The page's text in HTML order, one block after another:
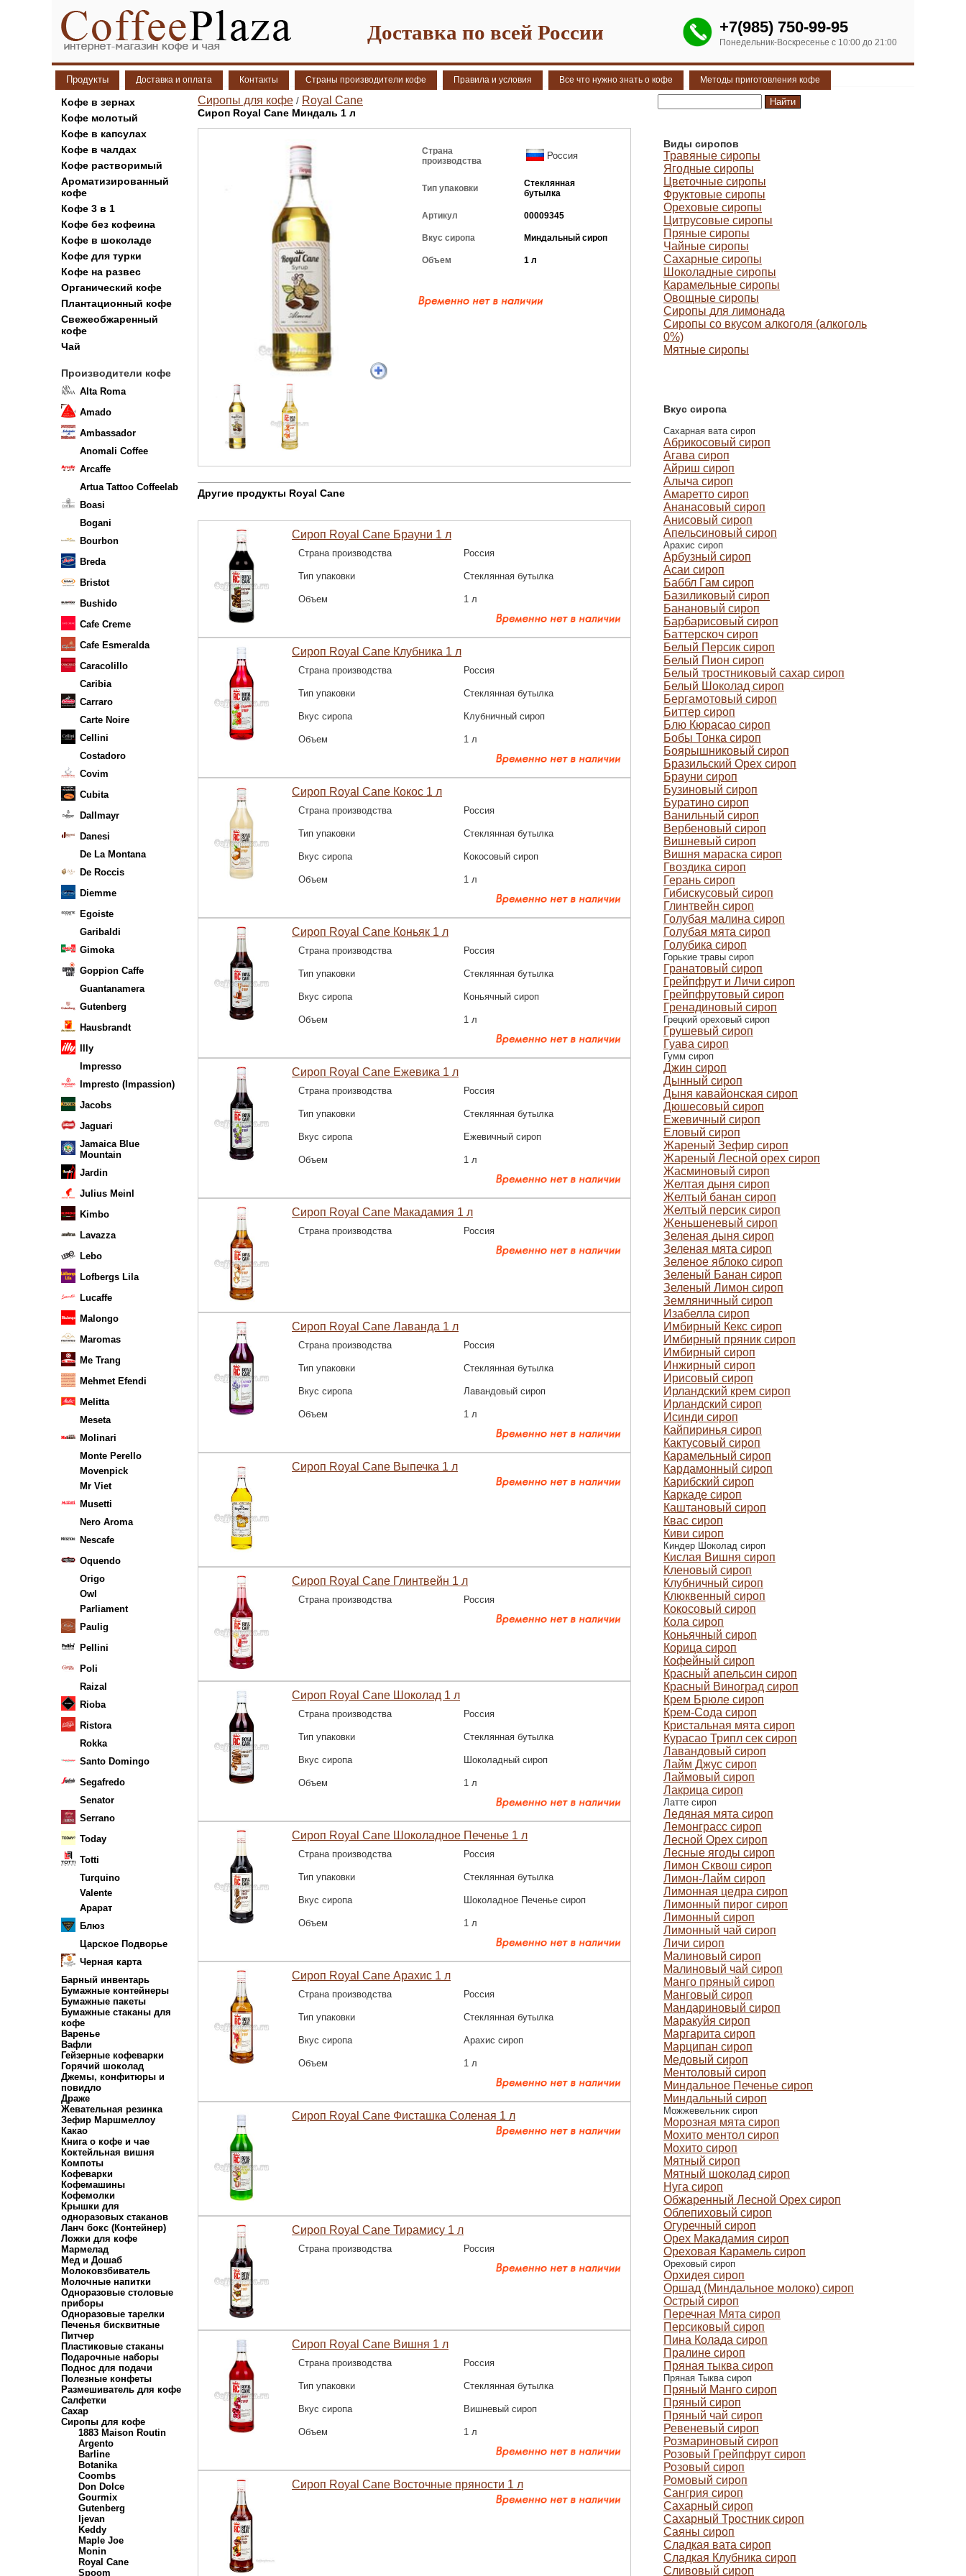
Доставка по всей России +7(985) 750-99-95
Понедельник-Воскресенье с 10:00 до 21:00
Продукты Доставка и оплата Контакты Страны производители кофе Правила и условия Все что нужно знать о кофе Методы приготовления кофе
Кофе в зернах
Кофе молотый
Кофе в капсулах
Кофе в чалдах
Кофе растворимый
Ароматизированный
кофе
Кофе 3 в 1
Кофе без кофеина
Кофе в шоколаде
Кофе для турки
Кофе на развес
Органический кофе
Плантационный кофе
Свежеобжаренный
кофе
Чай
Производители кофе
Alta Roma
Amado
Ambassador
Anomali Coffee
Arcaffe
Artua Tattoo Coffeelab
Boasi
Bogani
Bourbon
Breda
Bristot
Bushido
Cafe Creme
Cafe Esmeralda
Caracolillo
Caribia
Carraro
Carte Noire
Cellini
Costadoro
Covim
Cubita
Dallmayr
Danesi
De La Montana
De Roccis
Diemme
Egoiste
Garibaldi
Gimoka
Goppion Caffe
Guantanamera
Gutenberg
Hausbrandt
Illy
Impresso
Impresto (Impassion)
Jacobs
Jaguari
Jamaica Blue
Mountain
Jardin
Julius Meinl
Kimbo
Lavazza
Lebo
Lofbergs Lila
Lucaffe
Malongo
Maromas
Me Trang
Mehmet Efendi
Melitta
Meseta
Molinari
Monte Perello
Movenpick
Mr Viet
Musetti
Nero Aroma
Nescafe
Oquendo
Origo
Owl
Parliament
Paulig
Pellini
Poli
Raizal
Rioba
Ristora
Rokka
Santo Domingo
Segafredo
Senator
Serrano
Today
Totti
Turquino
Valente
Арарат
Блюз
Царское Подворье
Черная карта
Барный инвентарь
Бумажные контейнеры
Бумажные пакеты
Бумажные стаканы для
кофе
Варенье
Вафли
Гейзерные кофеварки
Горячий шоколад
Джемы, конфитюры и
повидло
Драже
Жевательная резинка
Зефир Маршмеллоу
Какао
Книга о кофе и чае
Коктейльная вишня
Компоты
Кофеварки
Кофемашины
Кофемолки
Крышки для
одноразовых стаканов
Ланч бокс (Контейнер)
Ложки для кофе
Мармелад
Мед и Дошаб
Молоковзбиватель
Молочные напитки
Одноразовые столовые
приборы
Одноразовые тарелки
Печенья бисквитные
Питчер
Пластиковые стаканы
Подарочные наборы
Поднос для подачи
Полезные конфеты
Размешиватель для кофе
Салфетки
Сахар
Сиропы для кофе
1883 Maison Routin
Argento
Barline
Botanika
Coombs
Don Dolce
Gourmix
Gutenberg
Ijevan
Keddy
Maple Joe
Monin
Royal Cane
Spoom
Сиропы для кофе / Royal Cane
Сироп Royal Cane Миндаль 1 л
Страна
производства
Россия
Тип упаковки
Стеклянная
бутылка
Артикул 00009345
Вкус сиропа Миндальный сироп
Объем 1 л
Другие продукты Royal Cane
Сироп Royal Cane Брауни 1 л
Страна производства Россия
Тип упаковки Стеклянная бутылка
Объем 1 л
Сироп Royal Cane Клубника 1 л
Страна производства Россия
Тип упаковки Стеклянная бутылка
Вкус сиропа Клубничный сироп
Объем 1 л
Сироп Royal Cane Кокос 1 л
Страна производства Россия
Тип упаковки Стеклянная бутылка
Вкус сиропа Кокосовый сироп
Объем 1 л
Сироп Royal Cane Коньяк 1 л
Страна производства Россия
Тип упаковки Стеклянная бутылка
Вкус сиропа Коньячный сироп
Объем 1 л
Сироп Royal Cane Ежевика 1 л
Страна производства Россия
Тип упаковки Стеклянная бутылка
Вкус сиропа Ежевичный сироп
Объем 1 л
Сироп Royal Cane Макадамия 1 л
Страна производства Россия
Сироп Royal Cane Лаванда 1 л
Страна производства Россия
Тип упаковки Стеклянная бутылка
Вкус сиропа Лавандовый сироп
Объем 1 л
Сироп Royal Cane Выпечка 1 л
Сироп Royal Cane Глинтвейн 1 л
Страна производства Россия
Сироп Royal Cane Шоколад 1 л
Страна производства Россия
Тип упаковки Стеклянная бутылка
Вкус сиропа Шоколадный сироп
Объем 1 л
Сироп Royal Cane Шоколадное Печенье 1 л
Страна производства Россия
Тип упаковки Стеклянная бутылка
Вкус сиропа Шоколадное Печенье сироп
Объем 1 л
Сироп Royal Cane Арахис 1 л
Страна производства Россия
Тип упаковки Стеклянная бутылка
Вкус сиропа Арахис сироп
Объем 1 л
Сироп Royal Cane Фисташка Соленая 1 л
Сироп Royal Cane Тирамису 1 л
Страна производства Россия
Сироп Royal Cane Вишня 1 л
Страна производства Россия
Тип упаковки Стеклянная бутылка
Вкус сиропа Вишневый сироп
Объем 1 л
Сироп Royal Cane Восточные пряности 1 л
Виды сиропов
Травяные сиропы
Ягодные сиропы
Цветочные сиропы
Фруктовые сиропы
Ореховые сиропы
Цитрусовые сиропы
Пряные сиропы
Чайные сиропы
Сахарные сиропы
Шоколадные сиропы
Карамельные сиропы
Овощные сиропы
Сиропы для лимонада
Сиропы со вкусом алкоголя (алкоголь
0%)
Мятные сиропы
Вкус сиропа
Сахарная вата сироп
Абрикосовый сироп
Агава сироп
Айриш сироп
Алыча сироп
Амаретто сироп
Ананасовый сироп
Анисовый сироп
Апельсиновый сироп
Арахис сироп
Арбузный сироп
Асаи сироп
Баббл Гам сироп
Базиликовый сироп
Банановый сироп
Барбарисовый сироп
Баттерскоч сироп
Белый Персик сироп
Белый Пион сироп
Белый тростниковый сахар сироп
Белый Шоколад сироп
Бергамотовый сироп
Биттер сироп
Блю Кюрасао сироп
Бобы Тонка сироп
Боярышниковый сироп
Бразильский Орех сироп
Брауни сироп
Бузиновый сироп
Буратино сироп
Ванильный сироп
Вербеновый сироп
Вишневый сироп
Вишня мараска сироп
Гвоздика сироп
Герань сироп
Гибискусовый сироп
Глинтвейн сироп
Голубая малина сироп
Голубая мята сироп
Голубика сироп
Горькие травы сироп
Гранатовый сироп
Грейпфрут и Личи сироп
Грейпфрутовый сироп
Гренадиновый сироп
Грецкий ореховый сироп
Грушевый сироп
Гуава сироп
Гумм сироп
Джин сироп
Дынный сироп
Дыня кавайонская сироп
Дюшесовый сироп
Ежевичный сироп
Еловый сироп
Жареный Зефир сироп
Жареный Лесной орех сироп
Жасминовый сироп
Желтая дыня сироп
Желтый банан сироп
Желтый персик сироп
Женьшеневый сироп
Зеленая дыня сироп
Зеленая мята сироп
Зеленое яблоко сироп
Зеленый Банан сироп
Зеленый Лимон сироп
Земляничный сироп
Изабелла сироп
Имбирный Кекс сироп
Имбирный пряник сироп
Имбирный сироп
Инжирный сироп
Ирисовый сироп
Ирландский крем сироп
Ирландский сироп
Исинди сироп
Кайпиринья сироп
Кактусовый сироп
Карамельный сироп
Кардамонный сироп
Карибский сироп
Каркаде сироп
Каштановый сироп
Квас сироп
Киви сироп
Киндер Шоколад сироп
Кислая Вишня сироп
Кленовый сироп
Клубничный сироп
Клюквенный сироп
Кокосовый сироп
Кола сироп
Коньячный сироп
Корица сироп
Кофейный сироп
Красный апельсин сироп
Красный Виноград сироп
Крем Брюле сироп
Крем-Сода сироп
Кристальная мята сироп
Курасао Трипл сек сироп
Лавандовый сироп
Лайм Джус сироп
Лаймовый сироп
Лакрица сироп
Латте сироп
Ледяная мята сироп
Лемонграсс сироп
Лесной Орех сироп
Лесные ягоды сироп
Лимон Сквош сироп
Лимон-Лайм сироп
Лимонная цедра сироп
Лимонный пирог сироп
Лимонный сироп
Лимонный чай сироп
Личи сироп
Малиновый сироп
Малиновый чай сироп
Манго пряный сироп
Манговый сироп
Мандариновый сироп
Маракуйя сироп
Маргарита сироп
Марципан cироп
Медовый сироп
Ментоловый сироп
Миндальное Печенье сироп
Миндальный сироп
Можжевельник сироп
Морозная мята сироп
Мохито ментол сироп
Мохито сироп
Мятный сироп
Мятный шоколад сироп
Нуга сироп
Обжаренный Лесной Орех сироп
Облепиховый сироп
Огуречный сироп
Орех Макадамия сироп
Ореховая Карамель сироп
Ореховый сироп
Орхидея сироп
Оршад (Миндальное молоко) сироп
Острый сироп
Перечная Мята сироп
Персиковый сироп
Пина Колада сироп
Пралине сироп
Пряная тыква сироп
Пряная Тыква сироп
Пряный Манго сироп
Пряный сироп
Пряный чай сироп
Ревеневый сироп
Розмариновый сироп
Розовый Грейпфрут сироп
Розовый сироп
Ромовый сироп
Сангрия сироп
Сахарный сироп
Сахарный Тростник сироп
Саяны сироп
Сладкая вата сироп
Сладкая Клубника сироп
Сливовый сироп